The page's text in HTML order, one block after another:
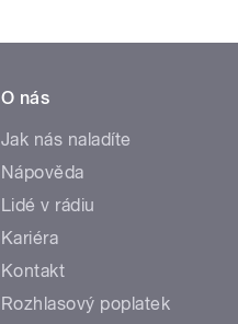
O nás
Jak nás naladíte
Nápověda
Lidé v rádiu
Kariéra
Kontakt
Rozhlasový poplatek